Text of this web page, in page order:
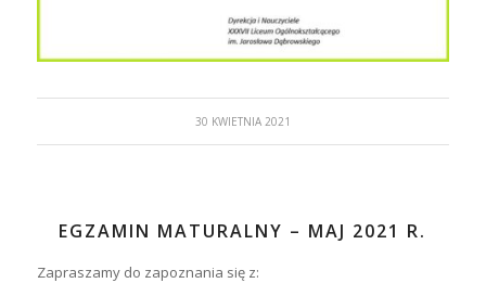
30 KWIETNIA 2021
EGZAMIN MATURALNY – MAJ 2021 R.
Zapraszamy do zapoznania się z: